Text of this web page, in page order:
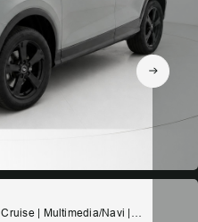
| Multimedia/Navi |